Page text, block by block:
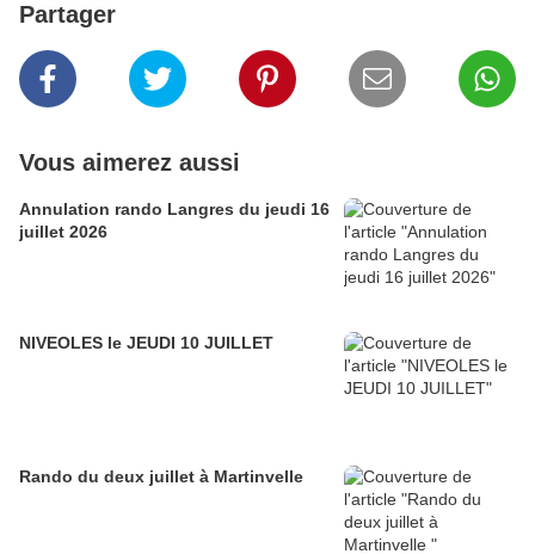
Partager
Vous aimerez aussi
Annulation rando Langres du jeudi 16
juillet 2026
NIVEOLES le JEUDI 10 JUILLET
Rando du deux juillet à Martinvelle